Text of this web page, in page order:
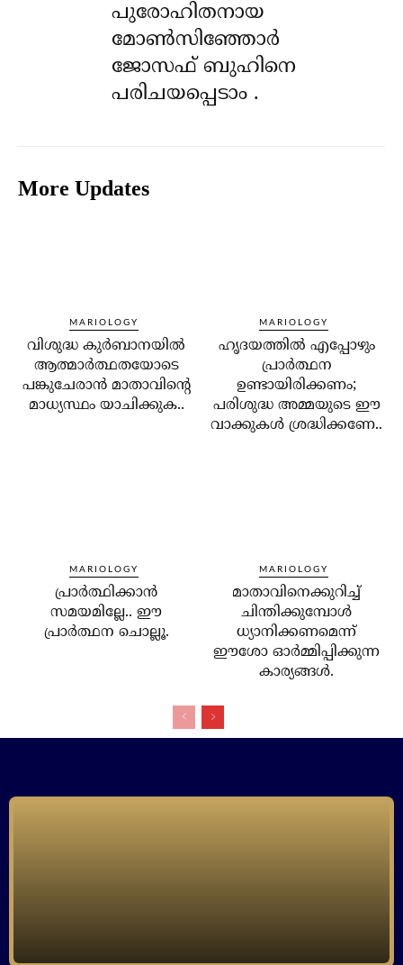
പുരോഹിതനായ
മോൺസിഞ്ഞോർ
ജോസഫ് ബുഹിനെ
പരിചയപ്പെടാം .
More Updates
MARIOLOGY
വിശുദ്ധ കുര്‍ബാനയില്‍
ആത്മാര്‍ത്ഥതയോടെ
പങ്കുചേരാന്‍ മാതാവിന്റെ
മാധ്യസ്ഥം യാചിക്കുക..
MARIOLOGY
ഹൃദയത്തില്‍ എപ്പോഴും
പ്രാര്‍ത്ഥന
ഉണ്ടായിരിക്കണം;
പരിശുദ്ധ അമ്മയുടെ ഈ
വാക്കുകള്‍ ശ്രദ്ധിക്കണേ..
MARIOLOGY
പ്രാര്‍ത്ഥിക്കാന്‍
സമയമില്ലേ.. ഈ
പ്രാര്‍ത്ഥന ചൊല്ലൂ.
MARIOLOGY
മാതാവിനെക്കുറിച്ച്
ചിന്തിക്കുമ്പോള്‍
ധ്യാനിക്കണമെന്ന്
ഈശോ ഓര്‍മ്മിപ്പിക്കുന്ന
കാര്യങ്ങള്‍.